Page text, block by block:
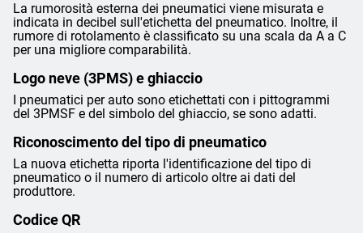
La rumorosità esterna dei pneumatici viene misurata e
indicata in decibel sull'etichetta del pneumatico. Inoltre, il
rumore di rotolamento è classificato su una scala da A a C
per una migliore comparabilità.
Logo neve (3PMS) e ghiaccio
I pneumatici per auto sono etichettati con i pittogrammi
del 3PMSF e del simbolo del ghiaccio, se sono adatti.
Riconoscimento del tipo di pneumatico
La nuova etichetta riporta l'identificazione del tipo di
pneumatico o il numero di articolo oltre ai dati del
produttore.
Codice QR